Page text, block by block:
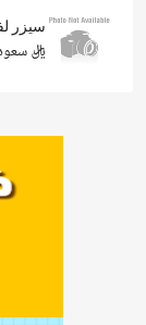
سيزر
ريال